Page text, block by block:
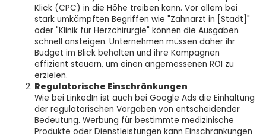
Klick (CPC) in die Höhe treiben kann. Vor allem bei
stark umkämpften Begriffen wie "Zahnarzt in [Stadt]"
oder "Klinik für Herzchirurgie" können die Ausgaben
schnell ansteigen. Unternehmen müssen daher ihr
Budget im Blick behalten und ihre Kampagnen
effizient steuern, um einen angemessenen ROI zu
erzielen.
Regulatorische Einschränkungen
Wie bei LinkedIn ist auch bei Google Ads die Einhaltung
der regulatorischen Vorgaben von entscheidender
Bedeutung. Werbung für bestimmte medizinische
Produkte oder Dienstleistungen kann Einschränkungen